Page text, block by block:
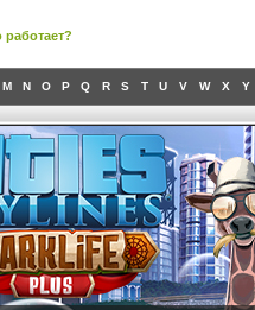
работает?
M N O P Q R S T U V W X Y